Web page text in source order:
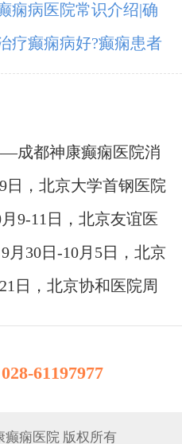
痫病医院常识介绍|确
疗?
疗癫痫病好?癫痫患者
么?
成都神康癫痫医院消
日，北京大学首钢医院
都会诊，破解癫痫疑难
9-11日，北京友谊医
援助，破解癫痫难
月30日-10月5日，北京
城亲诊+癫痫大额救
日，北京协和医院周
028-61197977
癫痫医院 版权所有